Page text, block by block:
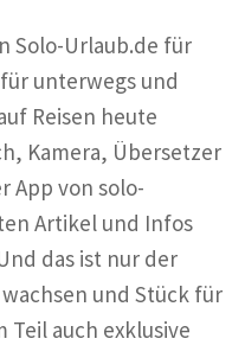
Solo-Urlaub.de für
unterwegs und
Reisen heute
Kamera, Übersetzer
App von solo-
Artikel und Infos
das ist nur der
und Stück für
Teil auch exklusive